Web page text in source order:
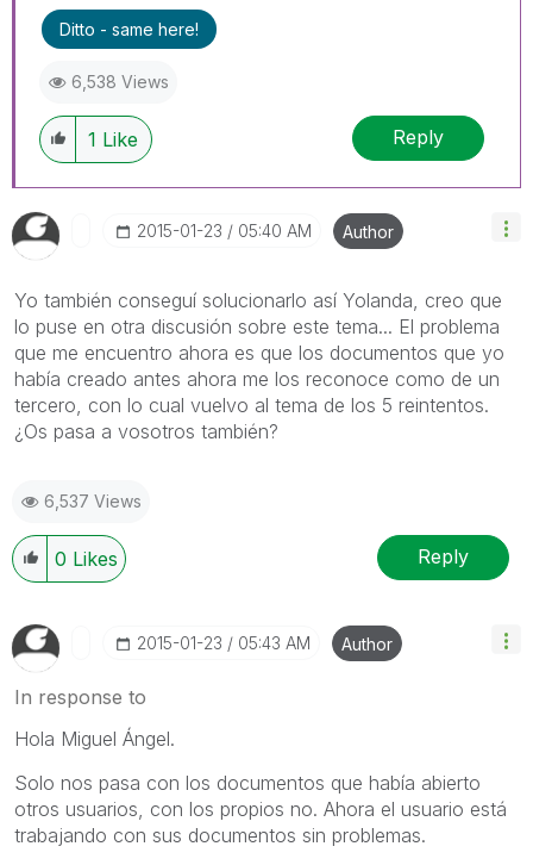
Ditto - same here!
6,538 Views
1 Like Reply
‎2015-01-23 05:40 AM Author
Yo también conseguí solucionarlo así Yolanda, creo que
lo puse en otra discusión sobre este tema... El problema
que me encuentro ahora es que los documentos que yo
había creado antes ahora me los reconoce como de un
tercero, con lo cual vuelvo al tema de los 5 reintentos.
¿Os pasa a vosotros también?
6,537 Views
0 Likes Reply
‎2015-01-23 05:43 AM Author
In response to
Hola Miguel Ángel.
Solo nos pasa con los documentos que había abierto
otros usuarios, con los propios no. Ahora el usuario está
trabajando con sus documentos sin problemas.